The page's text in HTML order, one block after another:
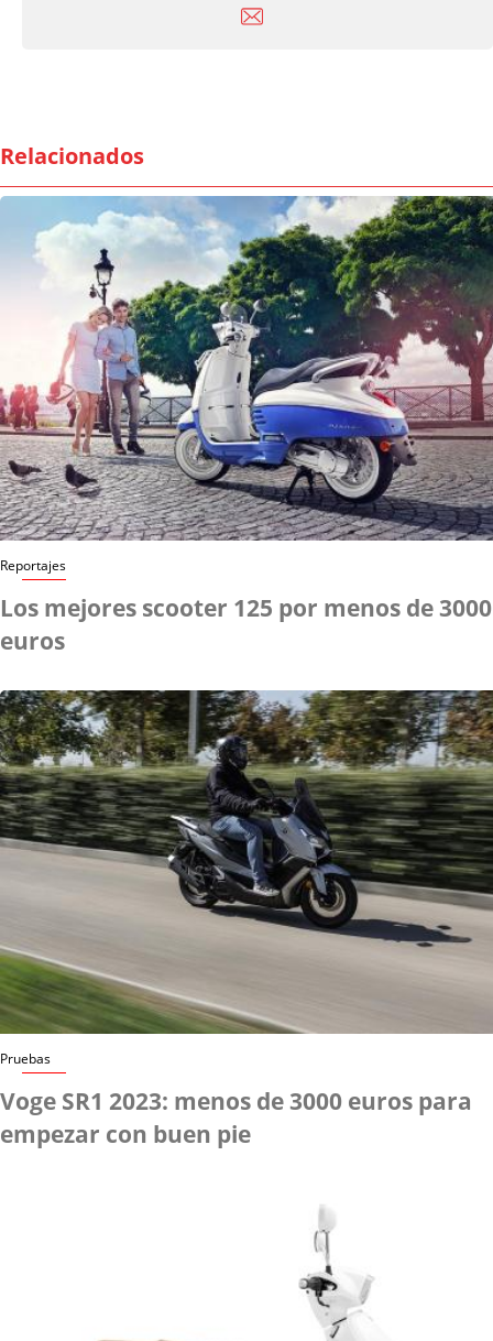
Relacionados
Reportajes
Los mejores scooter 125 por menos de 3000
euros
Pruebas
Voge SR1 2023: menos de 3000 euros para
empezar con buen pie